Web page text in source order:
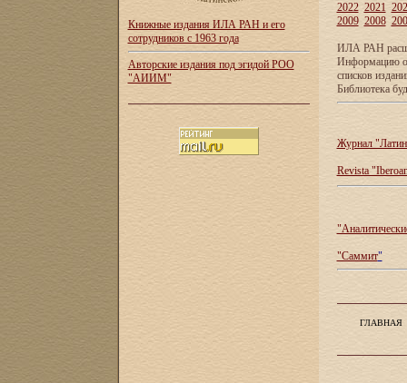
Книжные издания ИЛА РАН и его
сотрудников с 1963 года
Авторские издания под эгидой РОО
"АИИМ"
2022 2021
2009 2008
ИЛА РАН
Информацию о
списков
Библиотека
Журнал
Revista
"Саммит"
ГЛАВНАЯ